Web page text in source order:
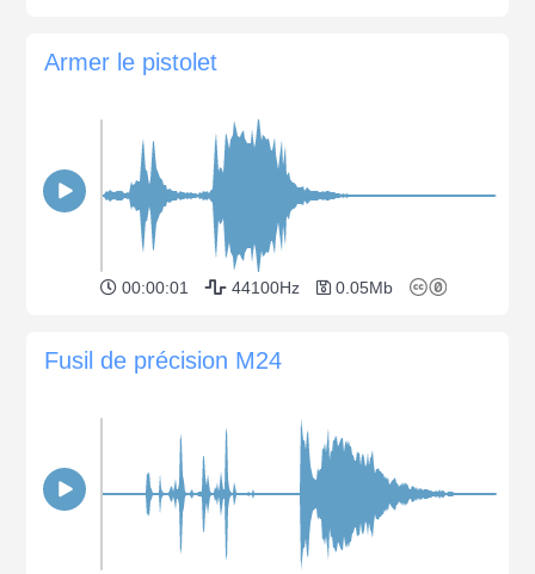
Armer le pistolet
00:00:01 44100Hz 0.05Mb
Fusil de précision M24